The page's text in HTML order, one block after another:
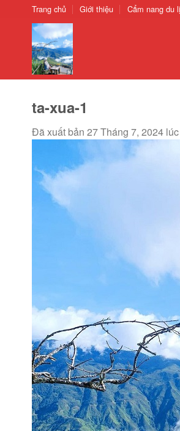
ChuyểnTrang chủ Giới thiệu Cẩm nang du
ta-xua-1
Đã xuất bản 27 Tháng 7, 2024 lúc